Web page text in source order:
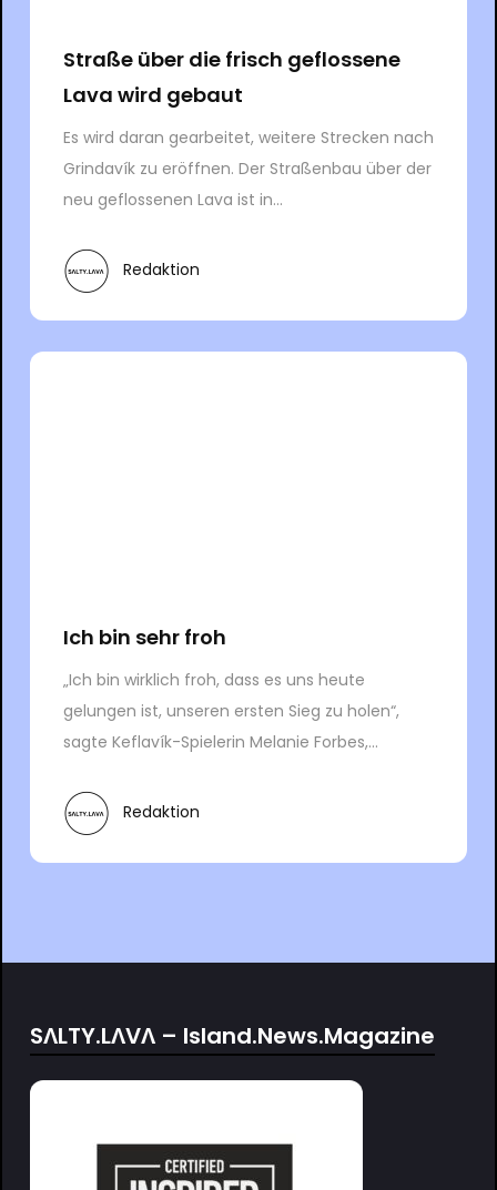
Straße über die frisch geflossene
Lava wird gebaut
Es wird daran gearbeitet, weitere Strecken nach
Grindavík zu eröffnen. Der Straßenbau über der
neu geflossenen Lava ist in...
Redaktion
Ich bin sehr froh
„Ich bin wirklich froh, dass es uns heute
gelungen ist, unseren ersten Sieg zu holen“,
sagte Keflavík-Spielerin Melanie Forbes,...
Redaktion
SΛLTY.LΛVΛ – Island.News.Magazine